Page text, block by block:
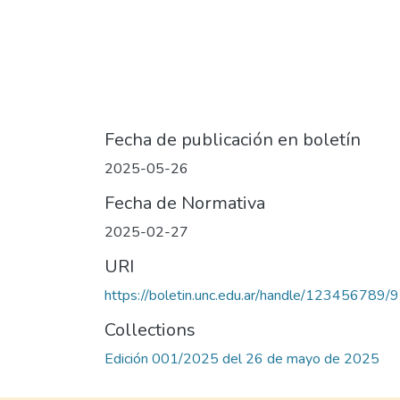
Fecha de publicación en boletín
2025-05-26
Fecha de Normativa
2025-02-27
URI
https://boletin.unc.edu.ar/handle/123456789/
Collections
Edición 001/2025 del 26 de mayo de 2025